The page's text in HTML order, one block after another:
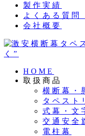
製作実績
よくある質問
会社概要
HOME
取扱商品
横断幕・
タペスト
式幕・文
交通安全
電柱幕